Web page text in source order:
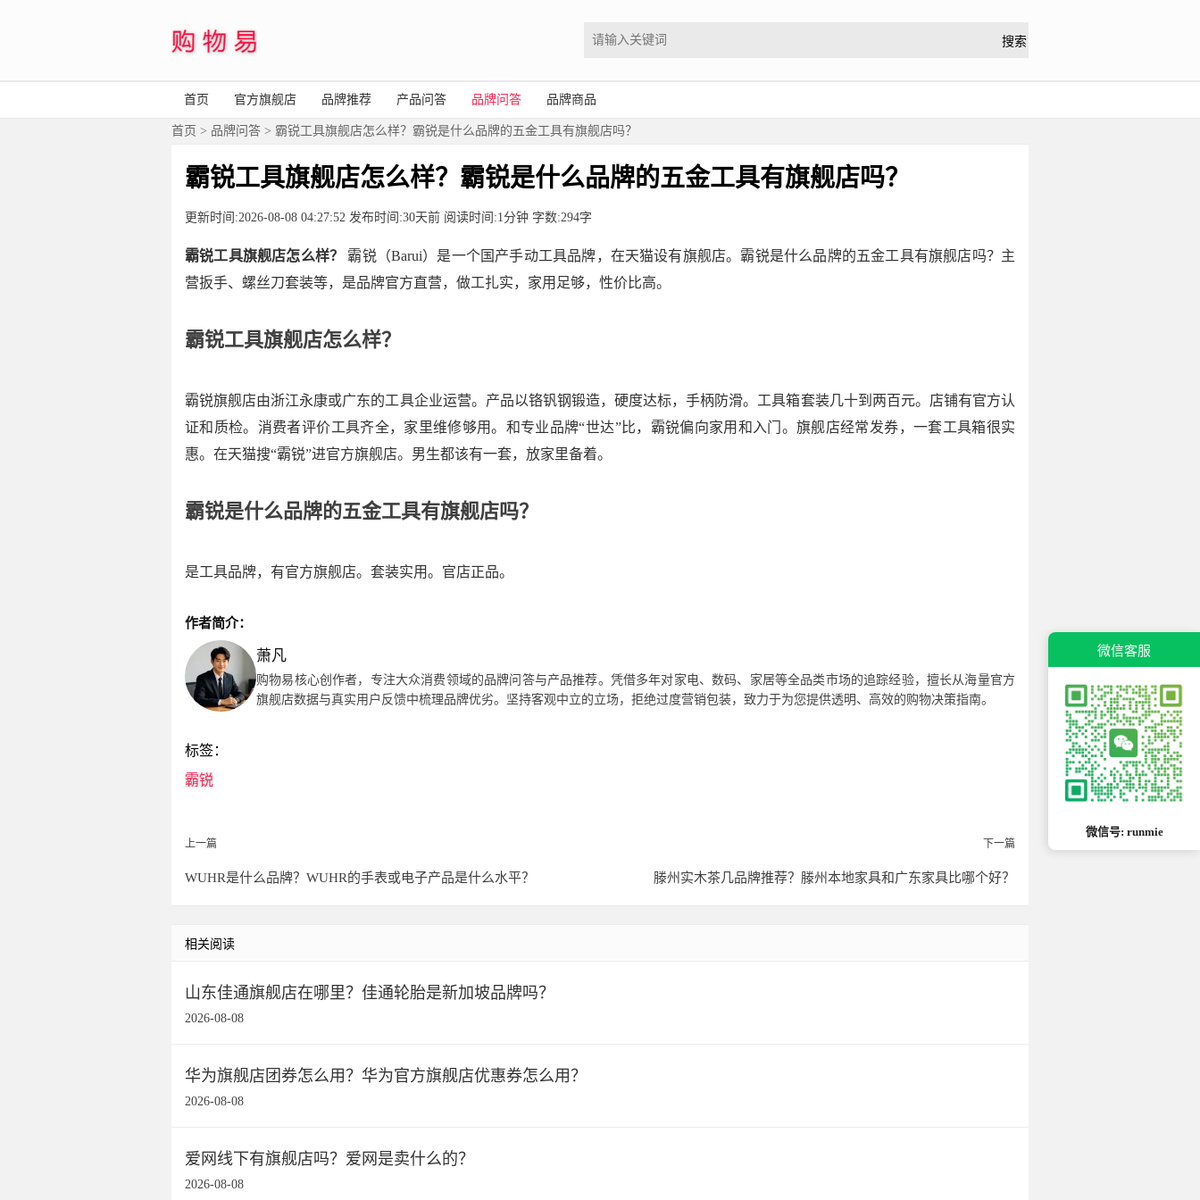
首页 官方旗舰店 品牌推荐 产品问答 品牌问答 品牌商品
首页 > 品牌问答 > 霸锐工具旗舰店怎么样？霸锐是什么品牌的五金工具有旗舰店吗？
霸锐工具旗舰店怎么样？霸锐是什么品牌的五金工具有旗舰店吗？
更新时间:2026-08-08 04:27:52 发布时间:30天前 阅读时间:1分钟 字数:294字
霸锐工具旗舰店怎么样？
霸锐（Barui）是一个国产手动工具品牌，在天猫设有旗舰店。霸锐是什么品牌的五金工具有旗舰店吗？主
营扳手、螺丝刀套装等，是品牌官方直营，做工扎实，家用足够，性价比高。
霸锐工具旗舰店怎么样？
霸锐旗舰店由浙江永康或广东的工具企业运营。产品以铬钒钢锻造，硬度达标，手柄防滑。工具箱套装几十到两百元。店铺有官方认
证和质检。消费者评价工具齐全，家里维修够用。和专业品牌“世达”比，霸锐偏向家用和入门。旗舰店经常发券，一套工具箱很实
惠。在天猫搜“霸锐”进官方旗舰店。男生都该有一套，放家里备着。
霸锐是什么品牌的五金工具有旗舰店吗？
是工具品牌，有官方旗舰店。套装实用。官店正品。
作者简介：
萧凡
购物易核心创作者，专注大众消费领域的品牌问答与产品推荐。凭借多年对家电、数码、家居等全品类市场的追踪经验，擅长从海量官方
旗舰店数据与真实用户反馈中梳理品牌优劣。坚持客观中立的立场，拒绝过度营销包装，致力于为您提供透明、高效的购物决策指南。
标签：
霸锐
上一篇
WUHR是什么品牌？WUHR的手表或电子产品是什么水平？
下一篇
滕州实木茶几品牌推荐？滕州本地家具和广东家具比哪个好？
相关阅读
山东佳通旗舰店在哪里？佳通轮胎是新加坡品牌吗？
2026-08-08
华为旗舰店团券怎么用？华为官方旗舰店优惠券怎么用？
2026-08-08
爱网线下有旗舰店吗？爱网是卖什么的？
2026-08-08
微信客服
微信号: runmie